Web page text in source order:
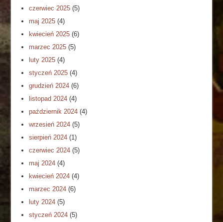
czerwiec 2025 (5)
maj 2025 (4)
kwiecień 2025 (6)
marzec 2025 (5)
luty 2025 (4)
styczeń 2025 (4)
grudzień 2024 (6)
listopad 2024 (4)
październik 2024 (4)
wrzesień 2024 (5)
sierpień 2024 (1)
czerwiec 2024 (5)
maj 2024 (4)
kwiecień 2024 (4)
marzec 2024 (6)
luty 2024 (5)
styczeń 2024 (5)